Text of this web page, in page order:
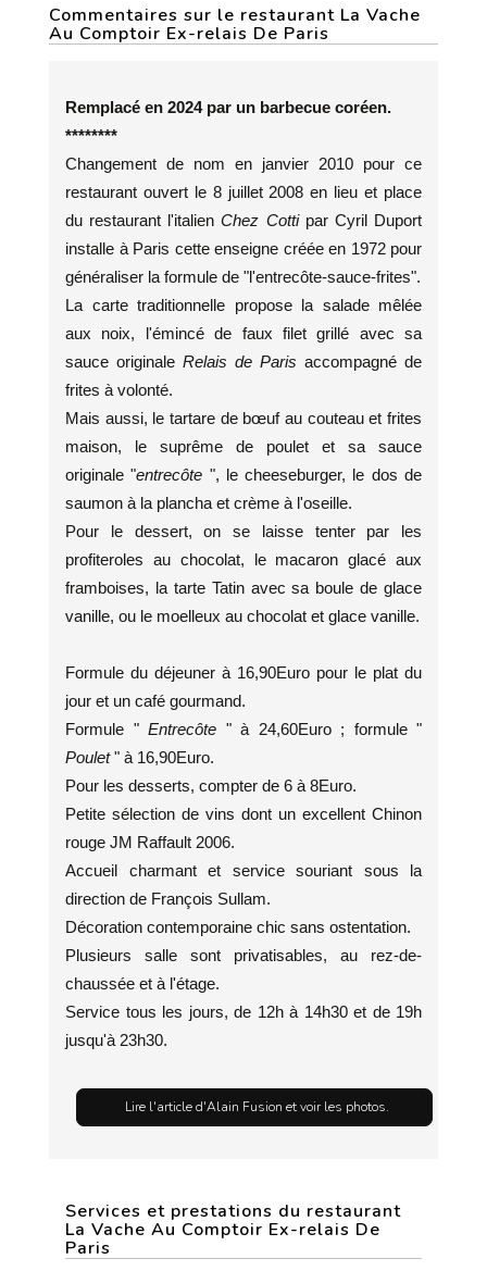
Commentaires sur le restaurant La Vache
Au Comptoir Ex-relais De Paris
Remplacé en 2024 par un barbecue coréen.
********
Changement de nom en janvier 2010 pour ce
restaurant ouvert le 8 juillet 2008 en lieu et place
du restaurant l'italienChez Cotti par Cyril Duport
installe à Paris cette enseigne créée en 1972 pour
généraliser la formule de "l'entrecôte-sauce-frites".
La carte traditionnelle propose la salade mêlée
aux noix, l'émincé de faux filet grillé avec sa
sauce originale Relais de Paris accompagné de
frites à volonté.
Mais aussi, le tartare de bœuf au couteau et frites
maison, le suprême de poulet et sa sauce
originale "entrecôte ", le cheeseburger, le dos de
saumon à la plancha et crème à l'oseille.
Pour le dessert, on se laisse tenter par les
profiteroles au chocolat, le macaron glacé aux
framboises, la tarte Tatin avec sa boule de glace
vanille, ou le moelleux au chocolat et glace vanille.
Formule du déjeuner à 16,90Euro pour le plat du
jour et un café gourmand.
Formule "Entrecôte " à 24,60Euro ; formule "
Poulet" à 16,90Euro.
Pour les desserts, compter de 6 à 8Euro.
Petite sélection de vins dont un excellent Chinon
rouge JM Raffault 2006.
Accueil charmant et service souriant sous la
direction de François Sullam.
Décoration contemporaine chic sans ostentation.
Plusieurs salle sont privatisables, au rez-de-
chaussée et à l'étage.
Service tous les jours, de 12h à 14h30 et de 19h
jusqu'à 23h30.
Lire l'article d'Alain Fusion et voir les photos.
Services et prestations du restaurant
La Vache Au Comptoir Ex-relais De
Paris